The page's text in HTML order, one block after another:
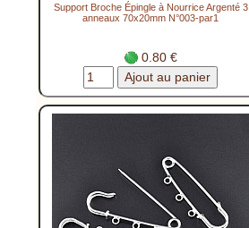
Support Broche Épingle à Nourrice Argenté 3
anneaux 70x20mm N°003-par1
0.80 €